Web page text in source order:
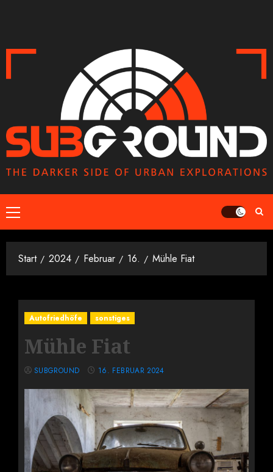
Primäres
Menü
Start 2024 Februar 16. Mühle Fiat
Autofriedhöfe sonstiges
Mühle Fiat
SUBGROUND 16. FEBRUAR 2024